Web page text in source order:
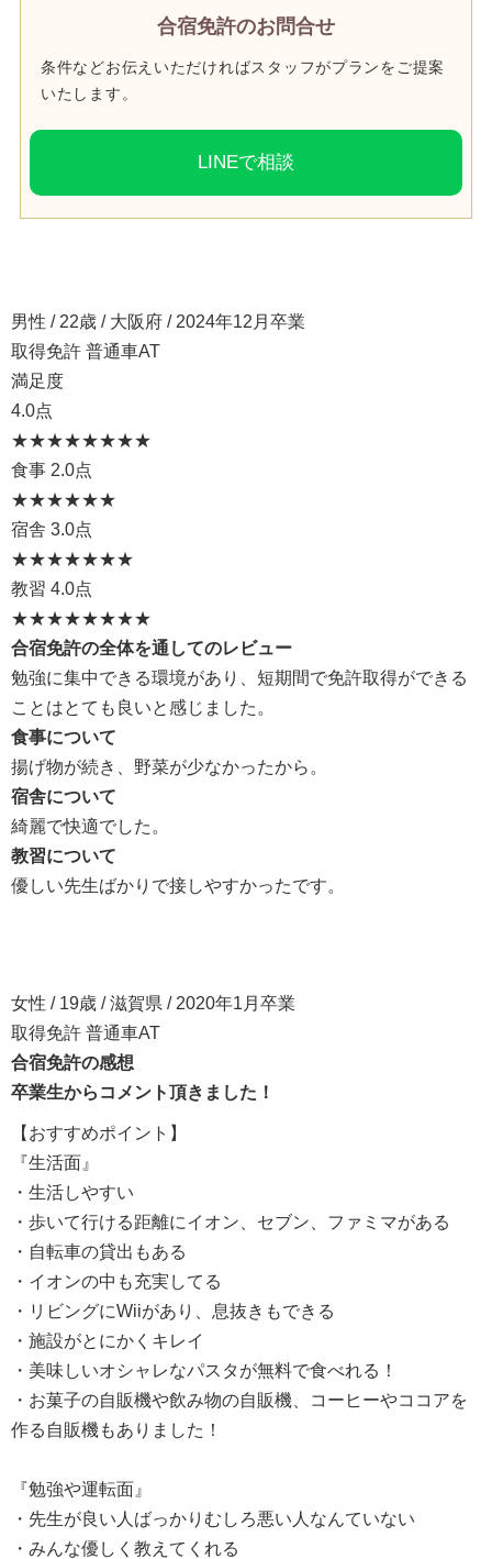
合宿免許のお問合せ
条件などお伝えいただければスタッフがプランをご提案
いたします。
LINEで相談
男性 / 22歳 / 大阪府 / 2024年12月卒業
取得免許 普通車AT
満足度
4.0点
★★★★★★★★
食事 2.0点
★★★★★★
宿舎 3.0点
★★★★★★★
教習 4.0点
★★★★★★★★
合宿免許の全体を通してのレビュー
勉強に集中できる環境があり、短期間で免許取得ができる
ことはとても良いと感じました。
食事について
揚げ物が続き、野菜が少なかったから。
宿舎について
綺麗で快適でした。
教習について
優しい先生ばかりで接しやすかったです。
女性 / 19歳 / 滋賀県 / 2020年1月卒業
取得免許 普通車AT
合宿免許の感想
卒業生からコメント頂きました！
【おすすめポイント】
『生活面』
・生活しやすい
・歩いて行ける距離にイオン、セブン、ファミマがある
・自転車の貸出もある
・イオンの中も充実してる
・リビングにWiiがあり、息抜きもできる
・施設がとにかくキレイ
・美味しいオシャレなパスタが無料で食べれる！
・お菓子の自販機や飲み物の自販機、コーヒーやココアを
作る自販機もありました！
『勉強や運転面』
・先生が良い人ばっかりむしろ悪い人なんていない
・みんな優しく教えてくれる